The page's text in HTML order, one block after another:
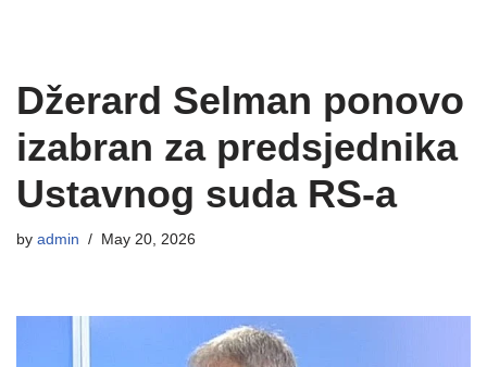
Džerard Selman ponovo
izabran za predsjednika
Ustavnog suda RS-a
by admin May 20, 2026